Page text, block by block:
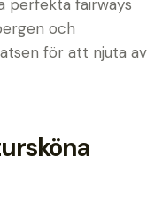
perfekta fairways
och
för att njuta av